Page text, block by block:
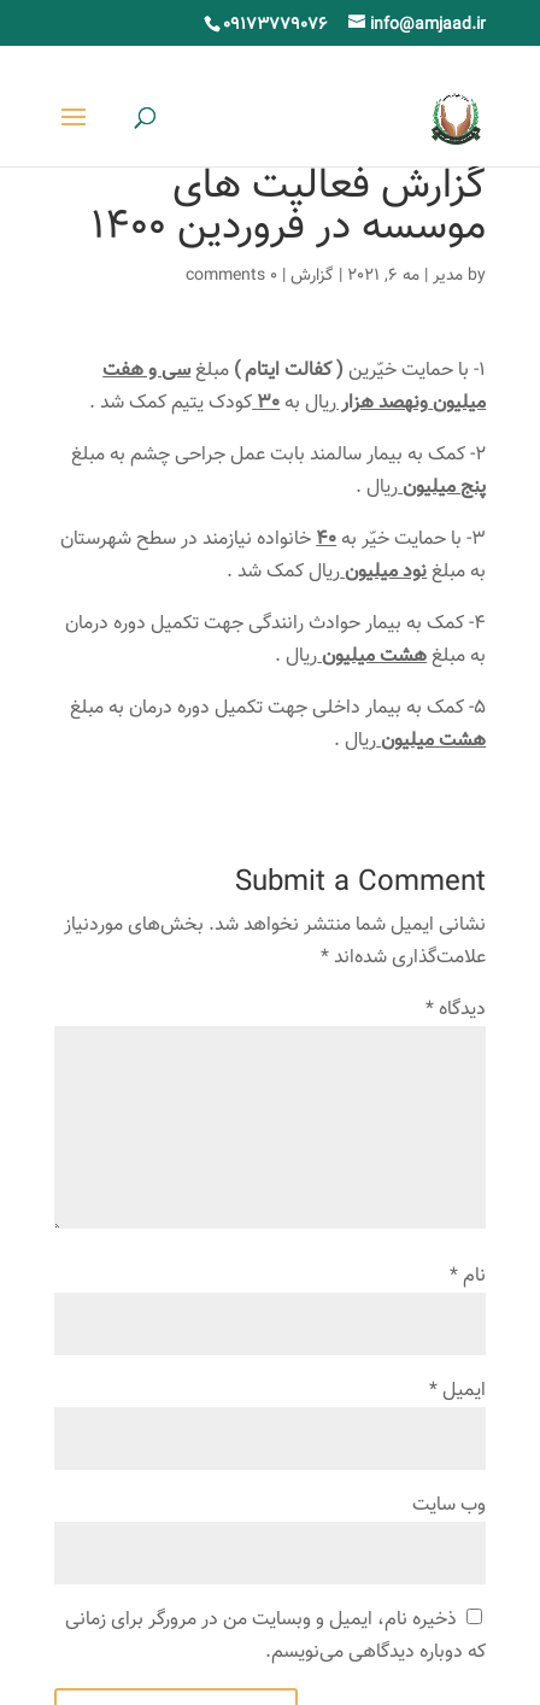
09173779076 info@amjaad.ir
گزارش فعالیت های
موسسه در فروردین ۱۴۰۰
by مدیر| مه 6, 2021 | گزارش|
0 comments
1- با حمایت خیّرین ( کفالت ایتام ) مبلغسی و هفت
میلیونونهصد هزارریال به30کودک یتیم کمک شد .
2- کمک به بیمار سالمند بابت عمل جراحی چشم به مبلغ
پنج میلیونریال .
3- با حمایت خیّر به
40خانواده نیازمند در سطح شهرستان
به مبلغنود میلیونریال کمک شد .
4- کمک به بیمار حوادث رانندگی جهت تکمیل دوره درمان
به مبلغهشت میلیونریال .
5- کمک به بیمار داخلی جهت تکمیل دوره درمان به مبلغ
هشت میلیونریال .
Submit a Comment
نشانی ایمیل شما منتشر نخواهد شد. بخش‌های موردنیاز
علامت‌گذاری شده‌اند*
دیدگاه*
نام*
ایمیل*
وب‌ سایت
ذخیره نام، ایمیل و وبسایت من در مرورگر برای زمانی
که دوباره دیدگاهی می‌نویسم.